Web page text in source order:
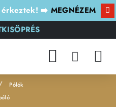
érkeztek! ➡️ MEGNÉZEM
Pólók